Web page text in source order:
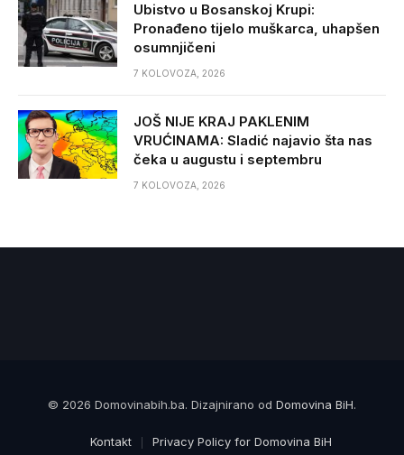
Ubistvo u Bosanskoj Krupi:
Pronađeno tijelo muškarca, uhapšen
osumnjičeni
7 KOLOVOZA, 2026
JOŠ NIJE KRAJ PAKLENIM
VRUĆINAMA: Sladić najavio šta nas
čeka u augustu i septembru
7 KOLOVOZA, 2026
© 2026 Domovinabih.ba. Dizajnirano od Domovina BiH.
Kontakt Privacy Policy for Domovina BiH